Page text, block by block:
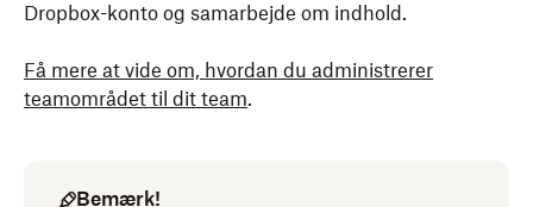
Dropbox-konto og samarbejde om indhold.
Få mere at vide om, hvordan du administrerer
teamområdet til dit team.
Bemærk!